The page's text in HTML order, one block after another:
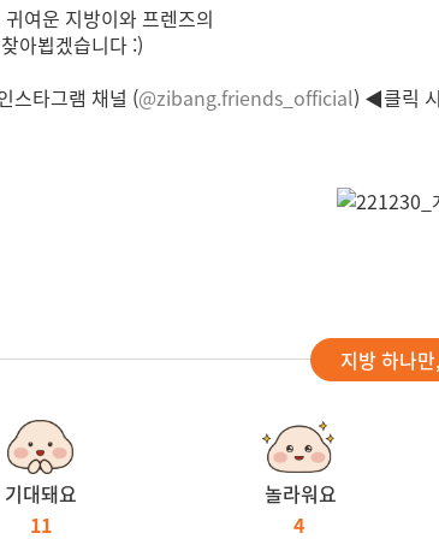
여운 지방이와 프렌즈의
아뵙겠습니다 :)
스타그램 채널 (@zibang.friends_official) ◀클릭
지방 하나
기대돼요
11
놀라워요
4